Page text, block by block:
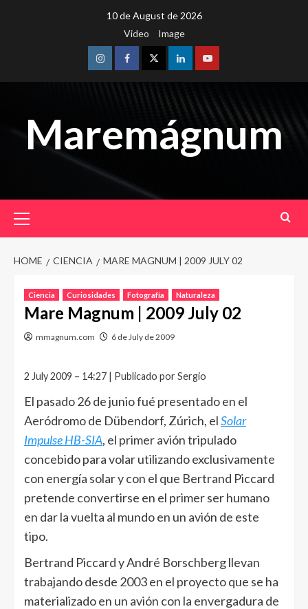
10 de August de 2026
Video
Image
InstagramFacebookTwitterLinkedinYoutube
Maremágnum
Menu
HOME CIENCIA MARE MAGNUM | 2009 JULY 02
Ciencia Curiosidades Fotografía Naturaleza
Mare Magnum | 2009 July 02
mmagnum.com 6 de July de 2009
2 July 2009 – 14:27 | Publicado por Sergio
El pasado 26 de junio fué presentado en el
Aeródromo de Dübendorf, Zúrich, elSolar
Impulse HB-SIA, el primer avión tripulado
concebido para volar utilizando exclusivamente
con energía solar y con el que Bertrand Piccard
pretende convertirse en el primer ser humano
en dar la vuelta al mundo en un avión de este
tipo.
Bertrand Piccard y André Borschberg llevan
trabajando desde 2003 en el proyecto que se ha
materializado en un avión con la envergadura de